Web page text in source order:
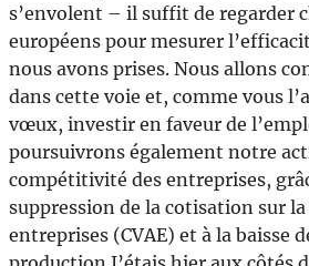
s’envolent – il suffit de regarder
européens pour mesurer
nous avons prises. Nous allons
dans cette voie et, comme vous
vœux, investir en faveur de
poursuivrons également notre
compétitivité des entreprises,
suppression de la cotisation sur
entreprises (CVAE) et à la baisse